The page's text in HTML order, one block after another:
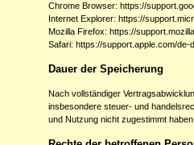
Chrome Browser: https://
Internet Explorer: https://
Mozilla Firefox: https://
Safari: https://support.apple.com/
Dauer der Speicherung
Nach vollständiger
insbesondere steuer- und
und Nutzung nicht zugestimmt haben.